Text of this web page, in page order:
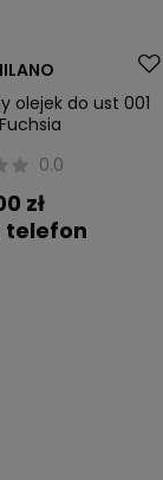
olejek do ust 001
0.0
zł
telefon